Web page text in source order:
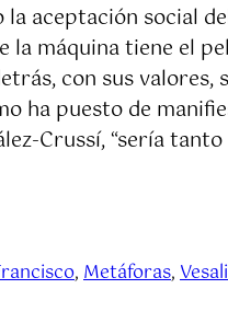
aceptación social
máquina tiene el
con sus valores,
ha puesto de
Crussí, “sería
, Metáforas,